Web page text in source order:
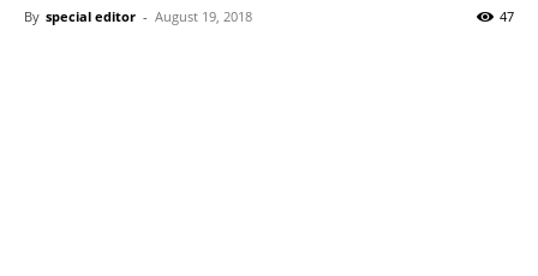
By special editor - August 19, 2018 47